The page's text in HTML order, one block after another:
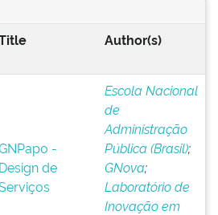
Author(s)
-
Design de
Escola Nacional
de
Administração
Pública (Brasil);
GNova;
Laboratório de
Inovação em